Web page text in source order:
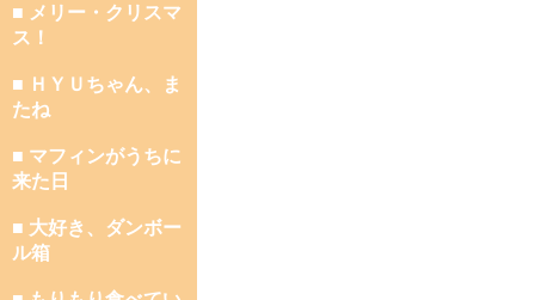
■ メリー・クリスマ
ス！
■ ＨＹＵちゃん、ま
たね
■ マフィンがうちに
来た日
■ 大好き、ダンボー
ル箱